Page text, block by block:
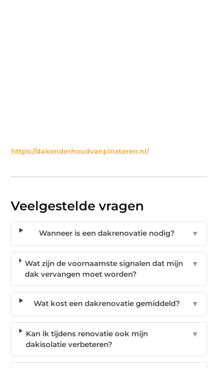
https://dakonderhoudvanpinxteren.nl/
Veelgestelde vragen
Wanneer is een dakrenovatie nodig? ▼
Wat zijn de voornaamste signalen dat mijn
dak vervangen moet worden?
▼
Wat kost een dakrenovatie gemiddeld? ▼
Kan ik tijdens renovatie ook mijn
dakisolatie verbeteren?
▼